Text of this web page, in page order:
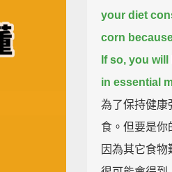
your diet
corn
If so, you
in essential
為了保持健康
食。但要是你
因為其它食